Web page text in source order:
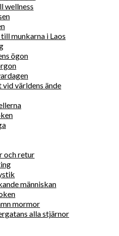
wellness
munkarna i Laos
ögon
vid världens ände
och retur
människan
mormor
alla stjärnor